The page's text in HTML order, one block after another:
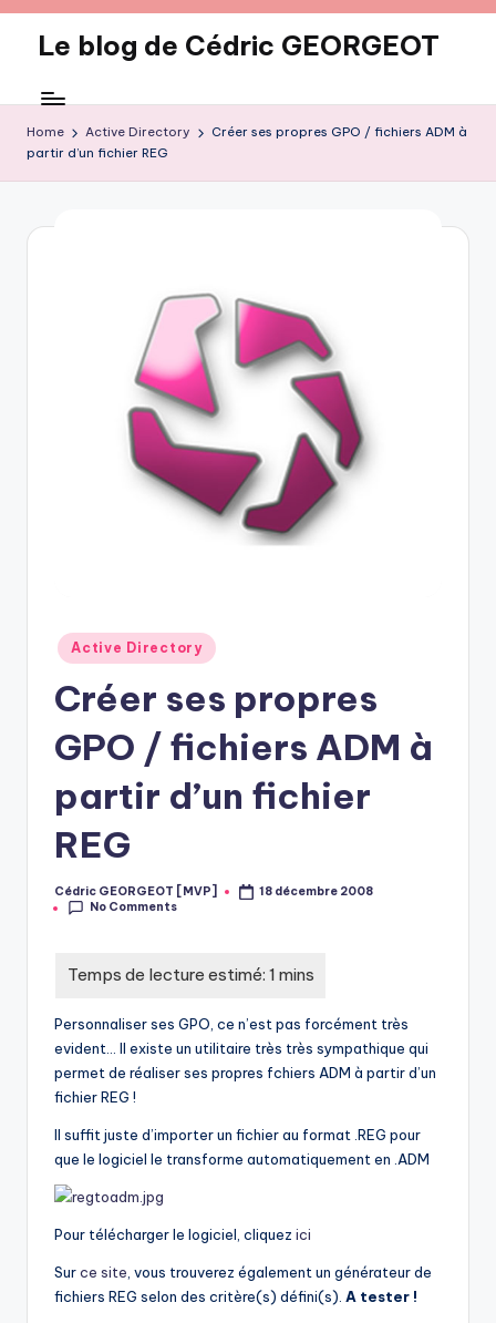
content
Le blog de Cédric GEORGEOT
Home Active Directory
Créer ses propres GPO / fichiers ADM à
partir d’un fichier REG
Posted
in
Active Directory
Créer ses propres
GPO / fichiers ADM à
partir d’un fichier
REG
Posted
by
Cédric GEORGEOT [MVP]
18 décembre 2008
No Comments
Personnaliser ses GPO, ce n’est pas forcément très
evident… Il existe un utilitaire très très sympathique qui
permet de réaliser ses propres fchiers ADM à partir d’un
fichier REG !
Il suffit juste d’importer un fichier au format .REG pour
que le logiciel le transforme automatiquement en .ADM
Pour télécharger le logiciel, cliquez ici
Surce site , vous trouverez également un générateur de
fichiers REG selon des critère(s) défini(s). A tester !